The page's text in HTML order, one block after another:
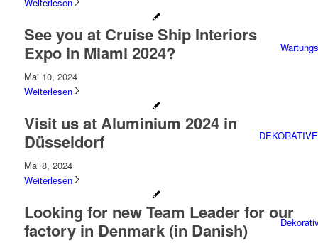
DEKORATIVE
See you at Cruise Ship Interiors
Expo in Miami 2024?
Mai 10, 2024
Weiterlesen
Visit us at Aluminium 2024 in
Düsseldorf
Mai 8, 2024
Weiterlesen
Looking for new Team Leader for our
factory in Denmark (in Danish)